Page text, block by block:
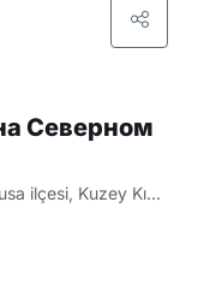
Северном
Kıbrıs, Κύπρος - Kıbrıs